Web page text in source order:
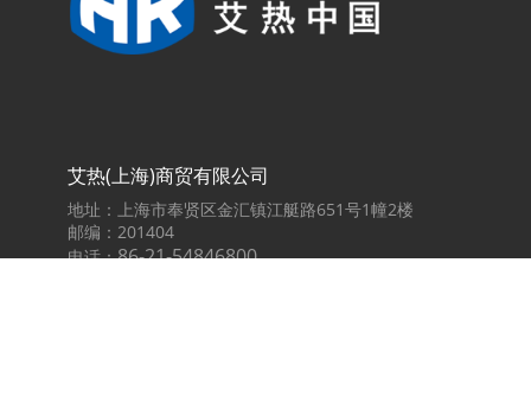
艾热(上海)商贸有限公司
地址：上海市奉贤区金汇镇江艇路651号1幢2楼
邮编：201404
电话：86-21-54846800